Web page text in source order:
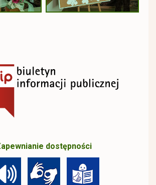
dostępności